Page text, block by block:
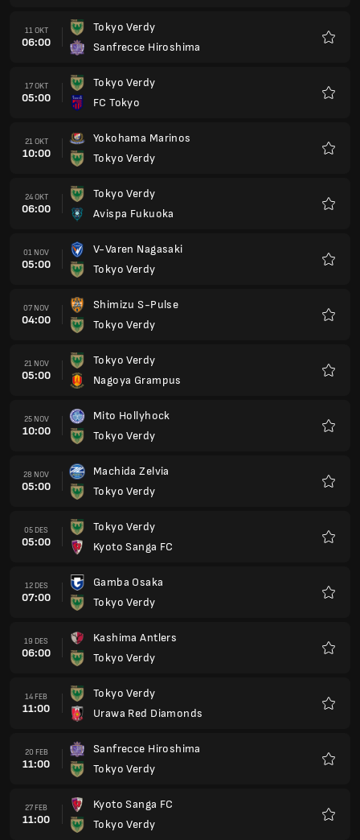
11 OKT
06:00
Tokyo Verdy
Sanfrecce Hiroshima
17 OKT
05:00
Tokyo Verdy
FC Tokyo
21 OKT
10:00
Yokohama Marinos
Tokyo Verdy
24 OKT
06:00
Tokyo Verdy
Avispa Fukuoka
01 NOV
05:00
V-Varen Nagasaki
Tokyo Verdy
07 NOV
04:00
Shimizu S-Pulse
Tokyo Verdy
21 NOV
05:00
Tokyo Verdy
Nagoya Grampus
25 NOV
10:00
Mito Hollyhock
Tokyo Verdy
28 NOV
05:00
Machida Zelvia
Tokyo Verdy
05 DES
05:00
Tokyo Verdy
Kyoto Sanga FC
12 DES
07:00
Gamba Osaka
Tokyo Verdy
19 DES
06:00
Kashima Antlers
Tokyo Verdy
14 FEB
11:00
Tokyo Verdy
Urawa Red Diamonds
20 FEB
11:00
Sanfrecce Hiroshima
Tokyo Verdy
27 FEB
11:00
Kyoto Sanga FC
Tokyo Verdy